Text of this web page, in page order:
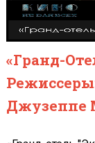
«Гранд-
Джузеппе